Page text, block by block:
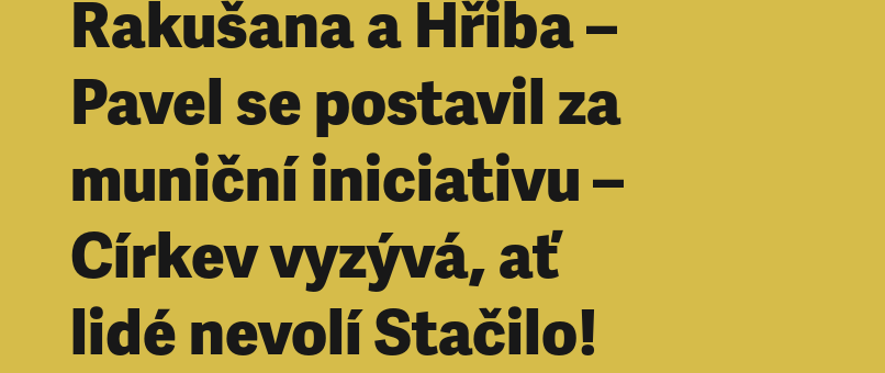
Rakušana a Hřiba –
Pavel se postavil za
muniční iniciativu –
Církev vyzývá, ať
lidé nevolí Stačilo!